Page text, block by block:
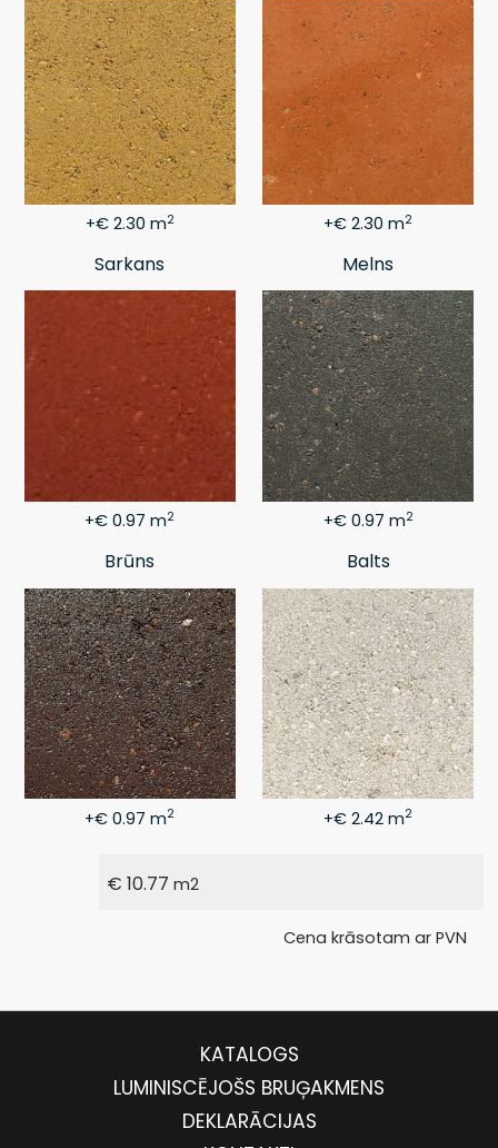
+€ 2.30 m2 +€ 2.30 m2
Sarkans
+€ 0.97 m2
Melns
+€ 0.97 m2
Brūns
+€ 0.97 m2
Balts
+€ 2.42 m2
€10.77 m2
Cena krāsotam ar PVN
KATALOGS
LUMINISCĒJOŠS BRUĢAKMENS
DEKLARĀCIJAS